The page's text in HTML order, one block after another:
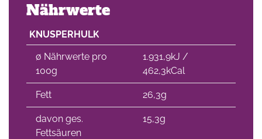
Nährwerte
KNUSPERHULK
∅ Nährwerte pro
100g
1.931,9kJ /
462,3kCal
Fett 26,3g
davon ges.
Fettsäuren
15,3g